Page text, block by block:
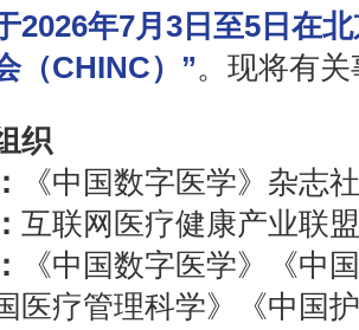
2026年7月3日至5日在
（CHINC）”。现将有
织
《中国数字医学》杂志社
互联网医疗健康产业联
《中国数字医学》《中
医疗管理科学》《中国